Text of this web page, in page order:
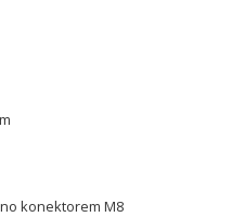
konektorem M8